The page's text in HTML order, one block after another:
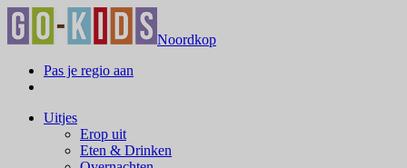
Noordkop
Pas je regio aan
Uitjes
Erop uit
Eten & Drinken